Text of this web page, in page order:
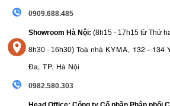
0909.688.485
Showroom Hà Nội: (8h15 - 17h15 từ Thứ
8h30 - 16h30) Toà nhà KYMA, 132 - 134
Đa, TP. Hà Nội
0982.580.303